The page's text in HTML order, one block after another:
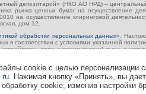
депозитарий» (НКО АО НРД) –
рынка ценных бумаг на осуществление
на осуществление клиринговой
дом 12.
обработки персональных данных»
.
соответствии с условиями указанной
дата и время сессии), в т.ч. с
продуктов и услуг НКО АО НРД,
сайта.
о необходимости прекратить
сookie с целью персонализации
. Нажимая кнопку «Принять», вы
сookie, изменив настройки